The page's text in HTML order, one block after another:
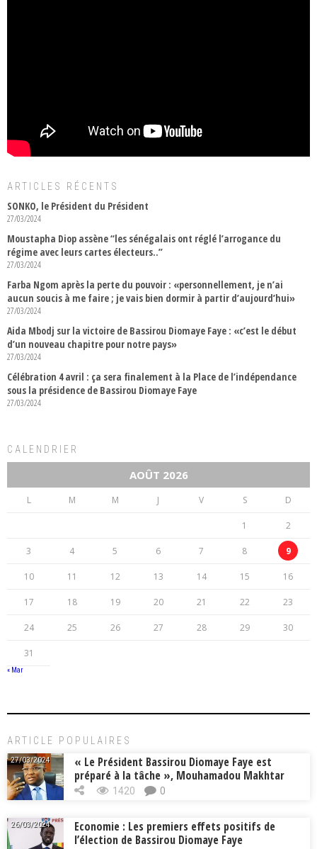
ARTICLES RÉCENTS
SONKO, le Président du Président
27/03/2024
Moustapha Diop assène “les sénégalais ont réglé l’arrogance du
régime avec leurs cartes électeurs..”
27/03/2024
Farba Ngom après la perte du pouvoir : «personnellement, je n’ai
aucun soucis à me faire ; je vais bien dormir à partir d’aujourd’hui»
27/03/2024
Aida Mbodj sur la victoire de Bassirou Diomaye Faye : «c’est le début
d’un nouveau chapitre pour notre pays»
27/03/2024
Célébration 4 avril : ça sera finalement à la Place de l’indépendance
sous la présidence de Bassirou Diomaye Faye
27/03/2024
CALENDRIER
AOÛT 2026
L M M J V S D
1 2
3 4 5 6 7 8 9
10 11 12 13 14 15 16
17 18 19 20 21 22 23
24 25 26 27 28 29 30
31
« Mar
ARTICLE POPULAIRES
27/03/2024
« Le Président Bassirou Diomaye Faye est
préparé à la tâche », Mouhamadou Makhtar
Cissé, Min. Intérieur
1420 0
26/03/2024
Economie : Les premiers effets positifs de
l’élection de Bassirou Diomaye Faye